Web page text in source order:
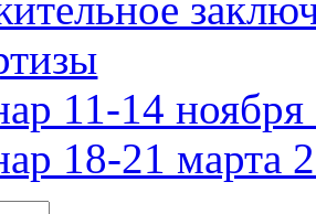
11-14 ноября
18-21 марта